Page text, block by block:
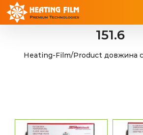
Skip
151.6
Heating-Film/Product довжина